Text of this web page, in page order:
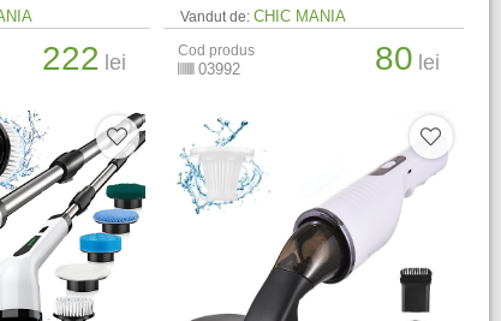
222 lei
Vandut de: CHIC MANIA
Cod produs
03992 80 lei